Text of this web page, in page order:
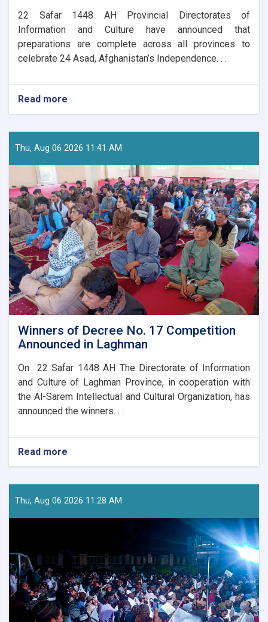
​22 Safar 1448 AH Provincial Directorates of
Information and Culture have announced that
preparations are complete across all provinces to
celebrate 24 Asad, Afghanistan’s Independence. . .
Read more
Nationwide
Underway
for
Independence
Day
Celebrations
Thu, Aug 06 2026 11:41 AM
Winners of Decree No. 17 Competition
Announced in Laghman
On 22 Safar 1448 AH The Directorate of Information
and Culture of Laghman Province, in cooperation with
the Al-Sarem Intellectual and Cultural Organization, has
announced the winners. . .
Read more
Winners
Decree
No.
Announced
Laghman
Thu, Aug 06 2026 11:28 AM